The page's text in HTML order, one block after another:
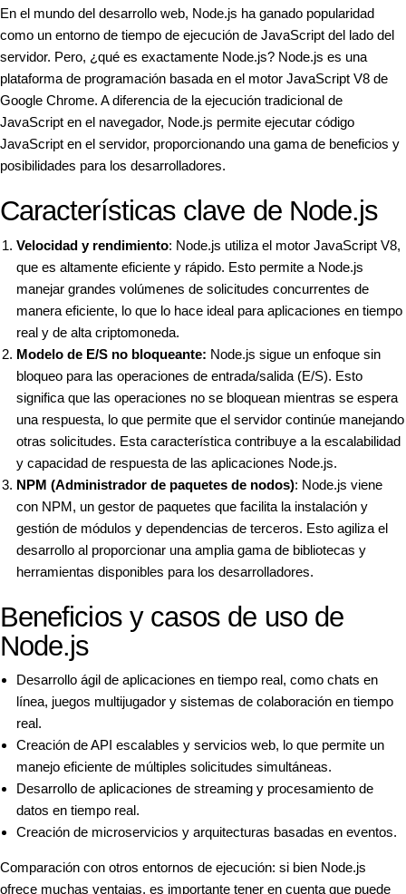
En el mundo del desarrollo web, Node.js ha ganado popularidad
como un entorno de tiempo de ejecución de JavaScript del lado del
servidor. Pero, ¿qué es exactamente Node.js? Node.js es una
plataforma de programación basada en el motor JavaScript V8 de
Google Chrome. A diferencia de la ejecución tradicional de
JavaScript en el navegador, Node.js permite ejecutar código
JavaScript en el servidor, proporcionando una gama de beneficios y
posibilidades para los desarrolladores.
Características clave de Node.js
Velocidad y rendimiento: Node.js utiliza el motor JavaScript V8,
que es altamente eficiente y rápido. Esto permite a Node.js
manejar grandes volúmenes de solicitudes concurrentes de
manera eficiente, lo que lo hace ideal para aplicaciones en tiempo
real y de alta criptomoneda.
Modelo de E/S no bloqueante: Node.js sigue un enfoque sin
bloqueo para las operaciones de entrada/salida (E/S). Esto
significa que las operaciones no se bloquean mientras se espera
una respuesta, lo que permite que el servidor continúe manejando
otras solicitudes. Esta característica contribuye a la escalabilidad
y capacidad de respuesta de las aplicaciones Node.js.
NPM (Administrador de paquetes de nodos): Node.js viene
con NPM, un gestor de paquetes que facilita la instalación y
gestión de módulos y dependencias de terceros. Esto agiliza el
desarrollo al proporcionar una amplia gama de bibliotecas y
herramientas disponibles para los desarrolladores.
Beneficios y casos de uso de
Node.js
Desarrollo ágil de aplicaciones en tiempo real, como chats en
línea, juegos multijugador y sistemas de colaboración en tiempo
real.
Creación de API escalables y servicios web, lo que permite un
manejo eficiente de múltiples solicitudes simultáneas.
Desarrollo de aplicaciones de streaming y procesamiento de
datos en tiempo real.
Creación de microservicios y arquitecturas basadas en eventos.
Comparación con otros entornos de ejecución: si bien Node.js
ofrece muchas ventajas, es importante tener en cuenta que puede